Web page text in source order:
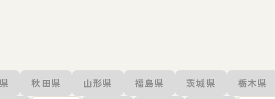
秋田県 山形県 福島県 茨城県
栃木県